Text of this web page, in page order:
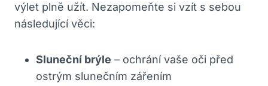
výlet ⁢plně užít. Nezapomeňte si vzít s⁤ sebou
následující věci:
Sluneční brýle – ochrání vaše ​oči⁣ před
⁤ostrým slunečním⁤ zářením